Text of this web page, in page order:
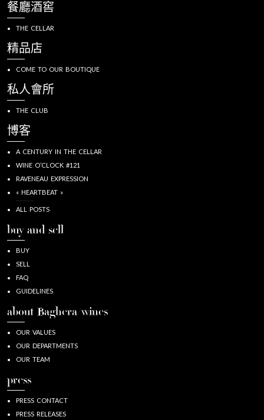
餐廳酒窖
THE CELLAR
精品店
COME TO OUR BOUTIQUE
私人會所
THE CLUB
博客
A CENTURY IN THE CELLAR
WINE O’CLOCK #121
RAVENEAU EXPRESSION
« HEARTBEAT »
ALL POSTS
buy and sell
BUY
SELL
FAQ
GUIDELINES
about Baghera/wines
OUR VALUES
OUR DEPARTMENTS
OUR TEAM
press
PRESS CONTACT
PRESS RELEASES